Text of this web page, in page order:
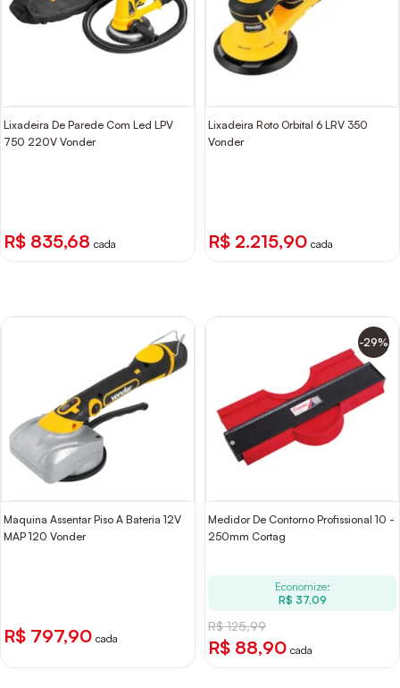
Lixadeira De Parede Com Led LPV
750 220V Vonder
R$ 835,68 cada
Lixadeira Roto Orbital 6 LRV 350
Vonder
R$ 2.215,90 cada
Maquina Assentar Piso A Bateria 12V
MAP 120 Vonder
R$ 797,90 cada
-29%
Medidor De Contorno Profissional 10 -
250mm Cortag
Economize:
R$ 37,09
R$ 125,99
R$ 88,90 cada